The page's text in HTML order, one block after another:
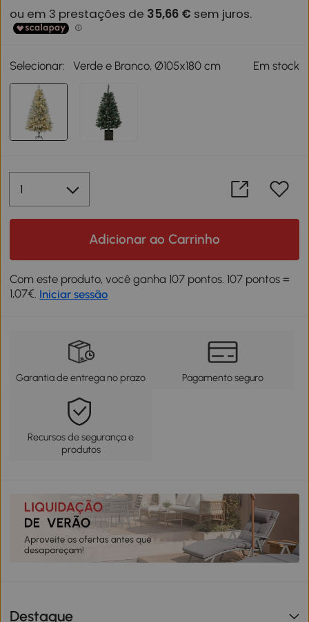
Selecionar: Verde e Branco, Ø105x180 cm Em stock
Adicionar ao Carrinho
Com este produto, você ganha 107 pontos. 107 pontos =
1,07€. Iniciar sessão
Garantia de entrega no prazo Pagamento seguro
Recursos de segurança e
produtos
Destaque